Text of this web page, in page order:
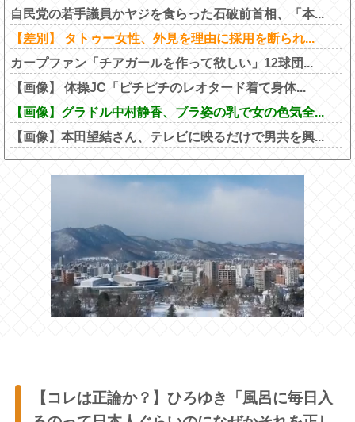
自民党の若手議員かヤジを食らった石破前首相、「本...
【差別】 タトゥー女性、外見を理由に採用を断られ...
カープファン「チアガールを作って欲しい」12球団...
【画像】 体操JC「ピチピチのレオタード着て身体...
【画像】グラドル中村静香、ブラ姿の乳で女の色気全...
【画像】本田望結さん、テレビに映るだけで男共を興...
【コレは正論か？】ひろゆき「風呂に毎日入